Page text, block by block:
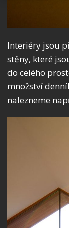
Interiéry jsou
stěny, které
do celého
množství
nalezneme